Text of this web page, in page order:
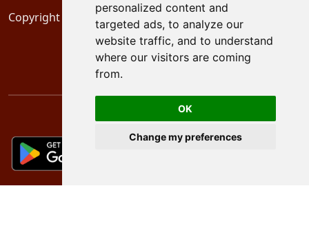
personalized content and
targeted ads, to analyze our
website traffic, and to understand
where our visitors are coming
from.
OK
Change my preferences
Copyright 2024 Schubertiades, Ltd.